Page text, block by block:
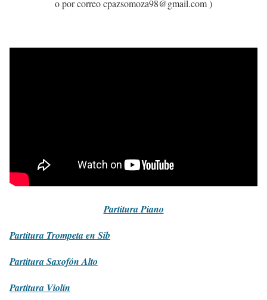
o por correo cpazsomoza98@gmail.com )
PartituraPiano
Partitura Trompeta en Sib
PartituraSaxofón Alto
Partitura Violín